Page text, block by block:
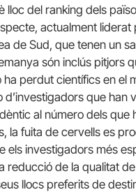
lloc del ranking dels
actualment liderat
de Sud, que tenen un
són inclús pitjors
ha perdut científics en el
d’investigadors que han
al número dels que
la fuita de cervells es
els investigadors més
reducció de la qualitat
llocs preferits de